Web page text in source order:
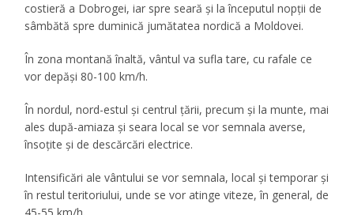
costieră a Dobrogei, iar spre seară şi la începutul nopţii de
sâmbătă spre duminică jumătatea nordică a Moldovei.
În zona montană înaltă, vântul va sufla tare, cu rafale ce
vor depăşi 80-100 km/h.
În nordul, nord-estul şi centrul ţării, precum şi la munte, mai
ales după-amiaza şi seara local se vor semnala averse,
însoţite şi de descărcări electrice.
Intensificări ale vântului se vor semnala, local şi temporar şi
în restul teritoriului, unde se vor atinge viteze, în general, de